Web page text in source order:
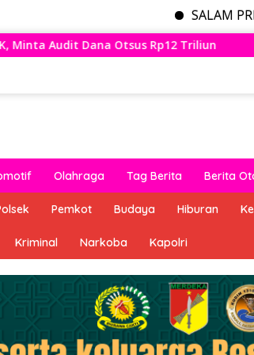
SALAM PRESISI •
Penerbangan Perdana Wings
Olahraga Tag Berita Berita
Pemkot Budaya Hiburan
Kriminal Narkoba Kapolri